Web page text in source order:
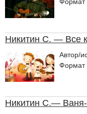
Никитин С. — Все
Автор/
Формат
Никитин С.— Ваня-